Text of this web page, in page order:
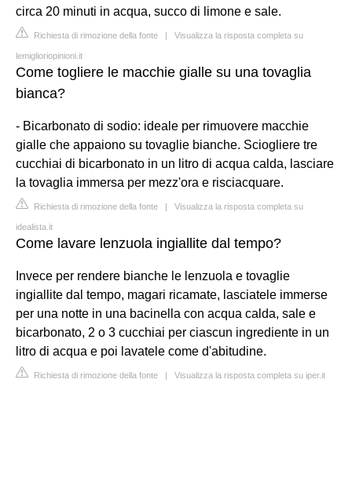
circa 20 minuti in acqua, succo di limone e sale.
Richiesta di rimozione della fonte | Visualizza la risposta completa su
lemiglioriopinioni.it
Come togliere le macchie gialle su una tovaglia
bianca?
- Bicarbonato di sodio: ideale per rimuovere macchie
gialle che appaiono su tovaglie bianche. Sciogliere tre
cucchiai di bicarbonato in un litro di acqua calda, lasciare
la tovaglia immersa per mezz'ora e risciacquare.
Richiesta di rimozione della fonte | Visualizza la risposta completa su
idealista.it
Come lavare lenzuola ingiallite dal tempo?
Invece per rendere bianche le lenzuola e tovaglie
ingiallite dal tempo, magari ricamate, lasciatele immerse
per una notte in una bacinella con acqua calda, sale e
bicarbonato, 2 o 3 cucchiai per ciascun ingrediente in un
litro di acqua e poi lavatele come d'abitudine.
Richiesta di rimozione della fonte | Visualizza la risposta completa su iper.it